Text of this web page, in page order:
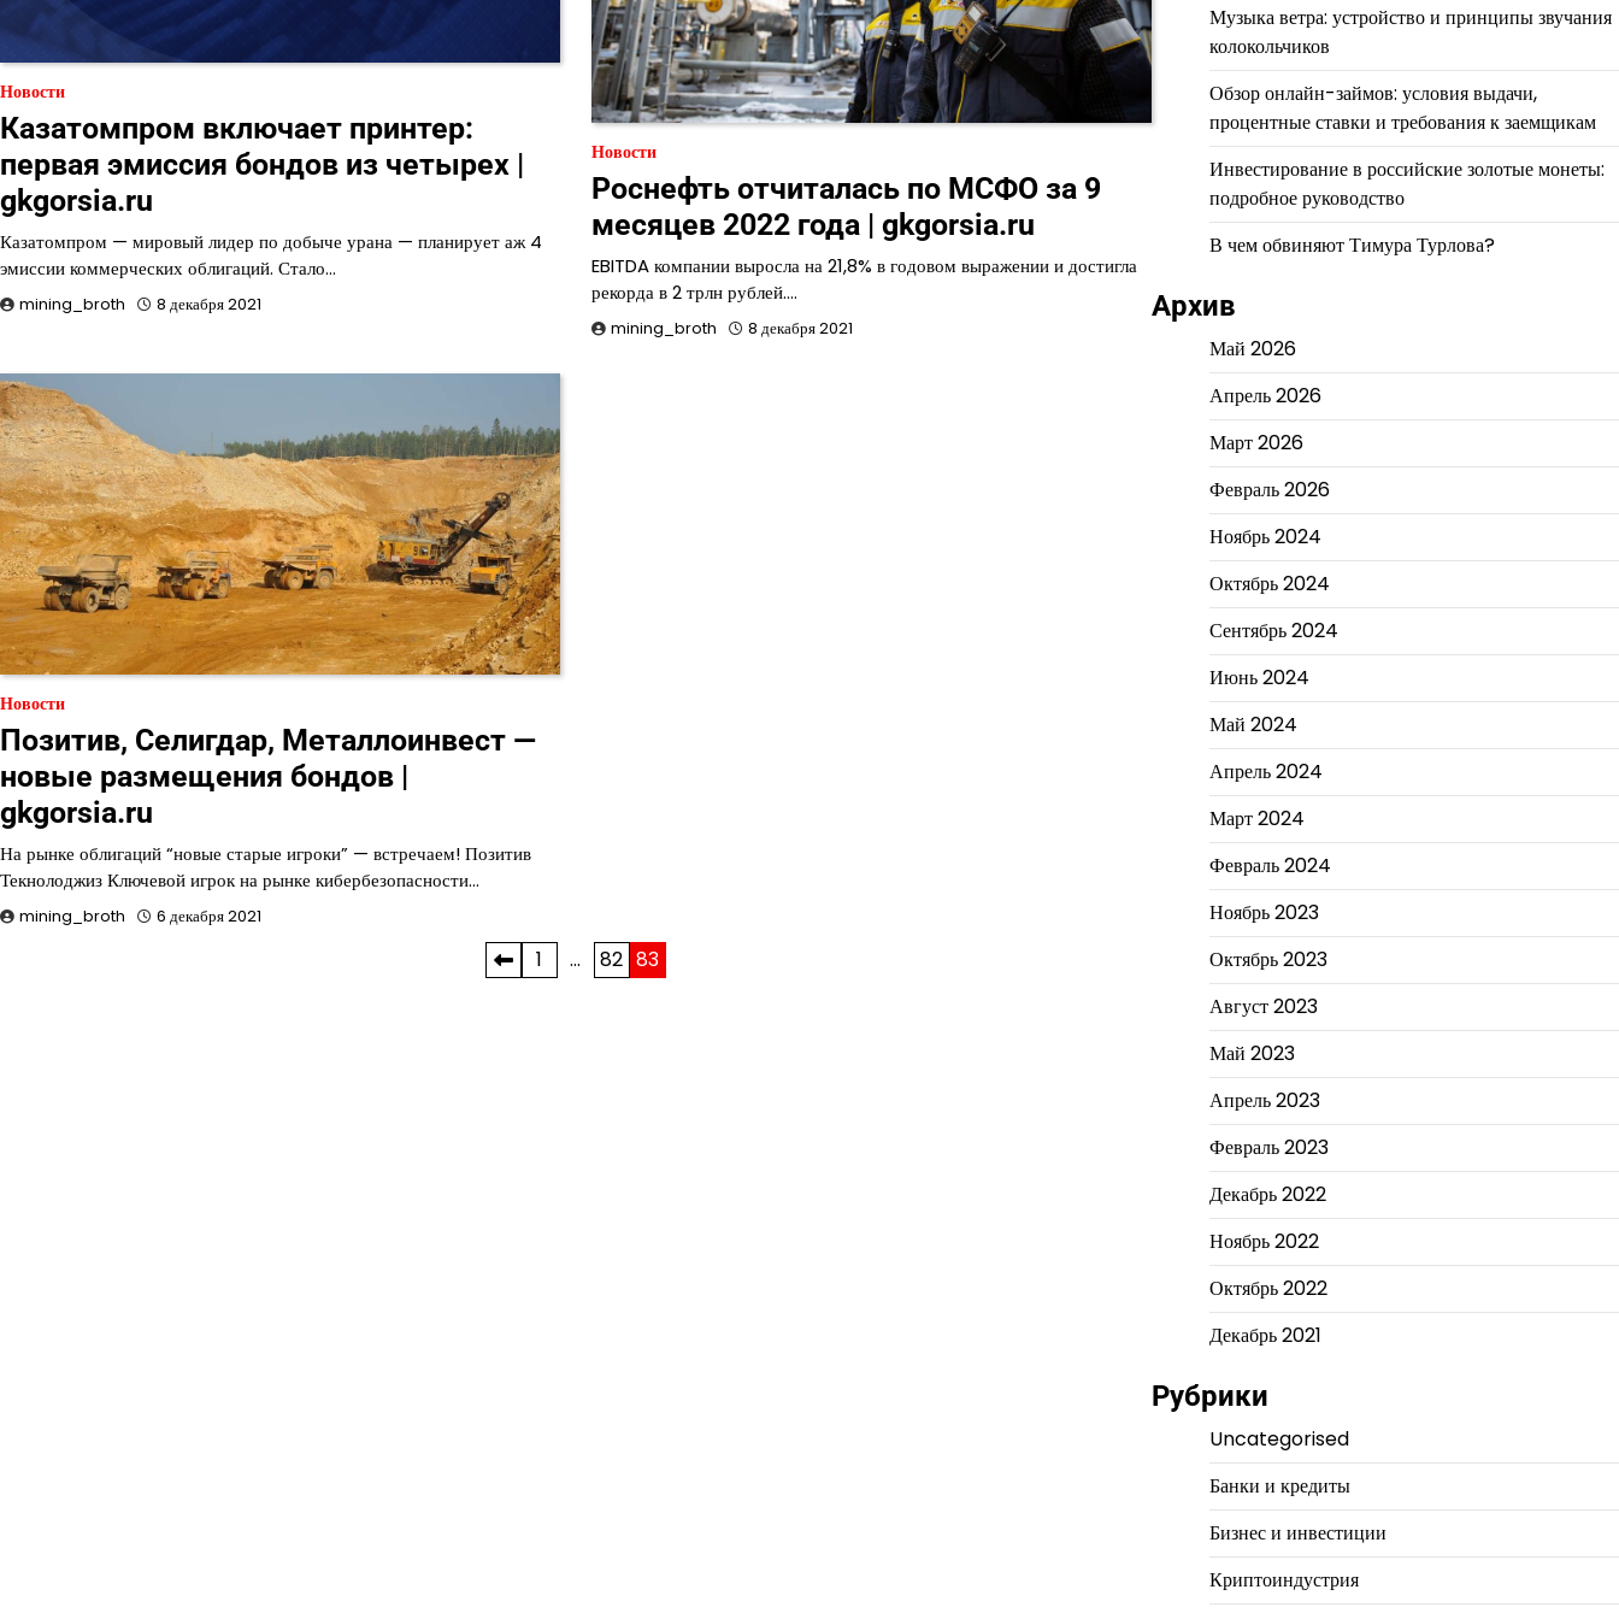
Новости
Казатомпром включает принтер:
первая эмиссия бондов из четырех |
gkgorsia.ru
Казатомпром — мировый лидер по добыче урана — планирует аж 4
эмиссии коммерческих облигаций. Стало…
mining_broth 8 декабря 2021
Новости
Роснефть отчиталась по МСФО за 9
месяцев 2022 года | gkgorsia.ru
EBITDA компании выросла на 21,8% в годовом выражении и достигла
рекорда в 2 трлн рублей.…
mining_broth 8 декабря 2021
Новости
Позитив, Селигдар, Металлоинвест —
новые размещения бондов |
gkgorsia.ru
На рынке облигаций “новые старые игроки” — встречаем! Позитив
Текнолоджиз Ключевой игрок на рынке кибербезопасности…
mining_broth 6 декабря 2021
1 … 82 83
Музыка ветра: устройство и принципы звучания
колокольчиков
Обзор онлайн-займов: условия выдачи,
процентные ставки и требования к заемщикам
Инвестирование в российские золотые монеты:
подробное руководство
В чем обвиняют Тимура Турлова?
Архив
Май 2026
Апрель 2026
Март 2026
Февраль 2026
Ноябрь 2024
Октябрь 2024
Сентябрь 2024
Июнь 2024
Май 2024
Апрель 2024
Март 2024
Февраль 2024
Ноябрь 2023
Октябрь 2023
Август 2023
Май 2023
Апрель 2023
Февраль 2023
Декабрь 2022
Ноябрь 2022
Октябрь 2022
Декабрь 2021
Рубрики
Uncategorised
Банки и кредиты
Бизнес и инвестиции
Криптоиндустрия